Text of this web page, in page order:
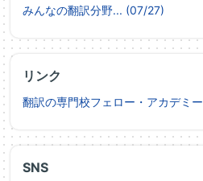
SNS
みんなの翻訳分野... (07/27)
リンク
翻訳の専門校フェロー・アカデミー